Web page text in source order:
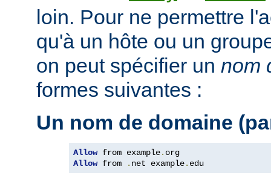
loin. Pour ne permettre
qu'à un hôte ou un
on peut spécifier un nom
formes suivantes :
Un nom de domaine
Allow from example.
Allow from . net example. edu